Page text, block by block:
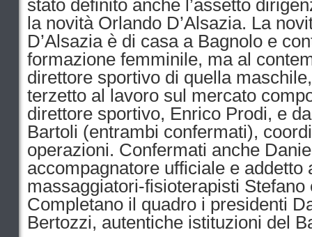
stato definito anche l’assetto
la novità Orlando D’Alsazia. La
D’Alsazia è di casa a Bagnolo e
formazione femminile, ma al
direttore sportivo di quella
terzetto al lavoro sul mercato
direttore sportivo, Enrico Prodi, e
Bartoli (entrambi confermati),
operazioni. Confermati anche
accompagnatore ufficiale e addetto
massaggiatori-fisioterapisti Stefano
Completano il quadro i presidenti
Bertozzi, autentiche istituzioni del